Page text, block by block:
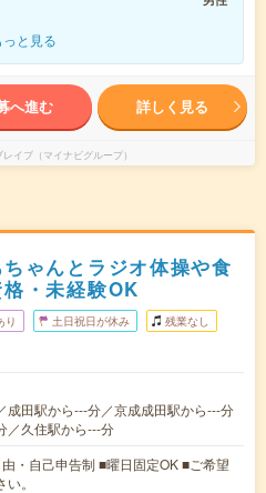
っと見る
へ進む 詳しく見る
イブ（マイナビグループ）
ゃんとラジオ体操や食
・未経験OK
り 土日祝日が休み 残業なし
成田駅から---分／京成成田駅から---分
／久住駅から---分
由・自己申告制 ■曜日固定OK ■ご希望
。